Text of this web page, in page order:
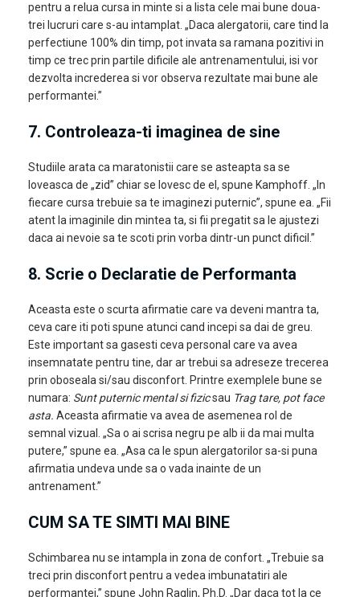
pentru a relua cursa in minte si a lista cele mai bune doua-
trei lucruri care s-au intamplat. „Daca alergatorii, care tind la
perfectiune 100% din timp, pot invata sa ramana pozitivi in
timp ce trec prin partile dificile ale antrenamentului, isi vor
dezvolta increderea si vor observa rezultate mai bune ale
performantei.”
7. Controleaza-ti imaginea de sine
Studiile arata ca maratonistii care se asteapta sa se
loveasca de „zid” chiar se lovesc de el, spune Kamphoff. „In
fiecare cursa trebuie sa te imaginezi puternic”, spune ea. „Fii
atent la imaginile din mintea ta, si fii pregatit sa le ajustezi
daca ai nevoie sa te scoti prin vorba dintr-un punct dificil.”
8. Scrie o Declaratie de Performanta
Aceasta este o scurta afirmatie care va deveni mantra ta,
ceva care iti poti spune atunci cand incepi sa dai de greu.
Este important sa gasesti ceva personal care va avea
insemnatate pentru tine, dar ar trebui sa adreseze trecerea
prin oboseala si/sau disconfort. Printre exemplele bune se
numara: Sunt puternic mental si fizicsau Trag tare, pot face
asta. Aceasta afirmatie va avea de asemenea rol de
semnal vizual. „Sa o ai scrisa negru pe alb ii da mai multa
putere,” spune ea. „Asa ca le spun alergatorilor sa-si puna
afirmatia undeva unde sa o vada inainte de un
antrenament.”
CUM SA TE SIMTI MAI BINE
Schimbarea nu se intampla in zona de confort. „Trebuie sa
treci prin disconfort pentru a vedea imbunatatiri ale
performantei,” spune John Raglin, Ph.D. „Dar daca tot la ce